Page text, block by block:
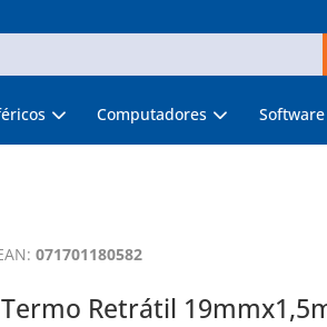
Computadores Software
071701180582
Retrátil